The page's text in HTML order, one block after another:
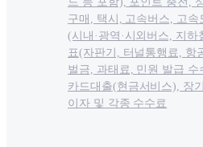
구매, 택시, 고속버스, 고
(시내·광역·시외버스, 지
표(자판기, 터널통행료, 항
벌금, 과태료, 민원 발급 수
카드대출(현금서비스), 장
이자 및 각종 수수료